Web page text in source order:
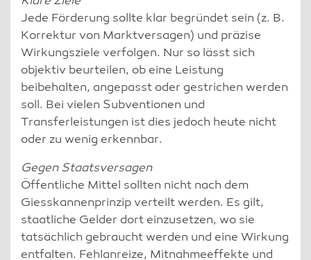
Jede Förderung sollte klar begründet sein (z. B.
Korrektur von Marktversagen) und präzise
Wirkungsziele verfolgen. Nur so lässt sich
objektiv beurteilen, ob eine Leistung
beibehalten, angepasst oder gestrichen werden
soll. Bei vielen Subventionen und
Transferleistungen ist dies jedoch heute nicht
oder zu wenig erkennbar.
Gegen Staatsversagen
Öffentliche Mittel sollten nicht nach dem
Giesskannenprinzip verteilt werden. Es gilt,
staatliche Gelder dort einzusetzen, wo sie
tatsächlich gebraucht werden und eine Wirkung
entfalten. Fehlanreize, Mitnahmeeffekte und